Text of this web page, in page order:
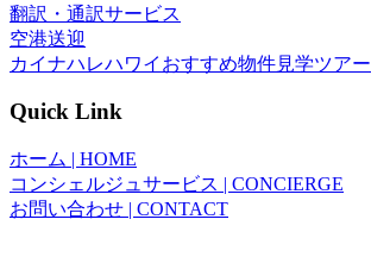
翻訳・通訳サービス
空港送迎
カイナハレハワイおすすめ物件見学ツアー
Quick Link
ホーム | HOME
コンシェルジュサービス | CONCIERGE
お問い合わせ | CONTACT